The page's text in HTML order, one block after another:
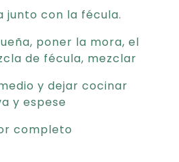
junto con la fécula.
poner la mora, el
de fécula, mezclar
y dejar cocinar
y espese
completo